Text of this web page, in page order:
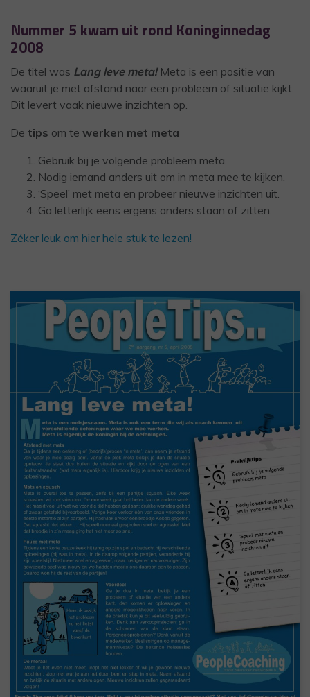
Nummer 5 kwam uit rond Koninginnedag
2008
De titel was Lang leve meta!Meta is een positie van
waaruit je met afstand naar een probleem of situatie kijkt.
Dit levert vaak nieuwe inzichten op.
De tips om te werken met meta
Gebruik bij je volgende probleem meta.
Nodig iemand anders uit om in meta mee te kijken.
‘Speel’ met meta en probeer nieuwe inzichten uit.
Ga letterlijk eens ergens anders staan of zitten.
Zéker leuk om hier hele stuk te lezen!